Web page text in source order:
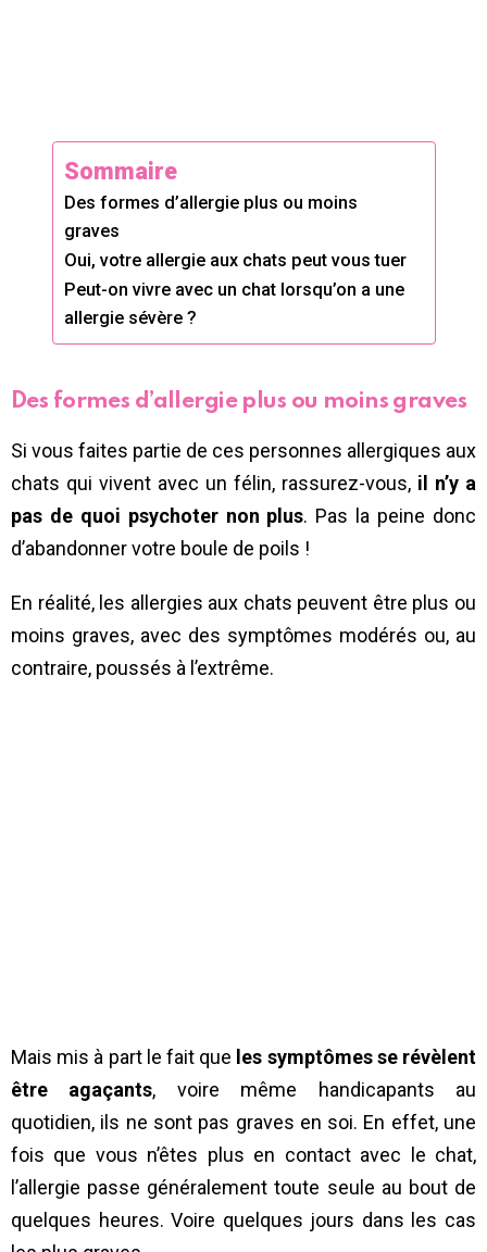
Sommaire
Des formes d’allergie plus ou moins
graves
Oui, votre allergie aux chats peut vous tuer
Peut-on vivre avec un chat lorsqu’on a une
allergie sévère ?
Des formes d’allergie plus ou moins graves
Si vous faites partie de ces personnes allergiques aux
chats qui vivent avec un félin, rassurez-vous, il n’y a
pas de quoi psychoter non plus. Pas la peine donc
d’abandonner votre boule de poils !
En réalité, les allergies aux chats peuvent être plus ou
moins graves, avec des symptômes modérés ou, au
contraire, poussés à l’extrême.
Mais mis à part le fait que les symptômes se révèlent
être agaçants, voire même handicapants au
quotidien, ils ne sont pas graves en soi. En effet, une
fois que vous n’êtes plus en contact avec le chat,
l’allergie passe généralement toute seule au bout de
quelques heures. Voire quelques jours dans les cas